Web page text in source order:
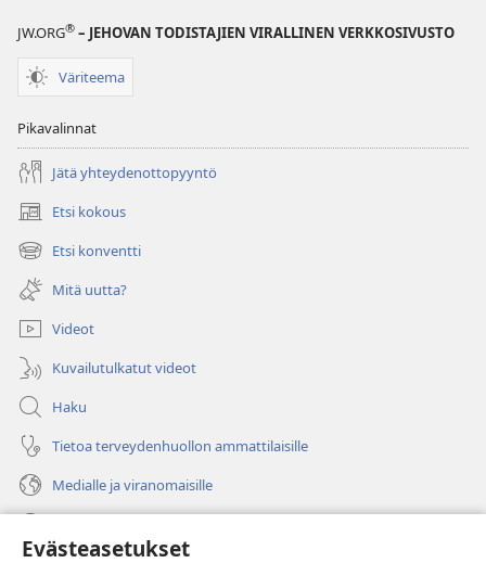
Evästeasetukset
JW.ORG® – JEHOVAN TODISTAJIEN VIRALLINEN VERKKOSIVUSTO
Väriteema
Pikavalinnat
Jätä yhteydenottopyyntö
Etsi kokous
(avaa
uuden
ikkunan)
Etsi konventti
(avaa
uuden
ikkunan)
Mitä uutta?
Videot
Kuvailutulkatut videot
Haku
Tietoa terveydenhuollon ammattilaisille
Medialle ja viranomaisille